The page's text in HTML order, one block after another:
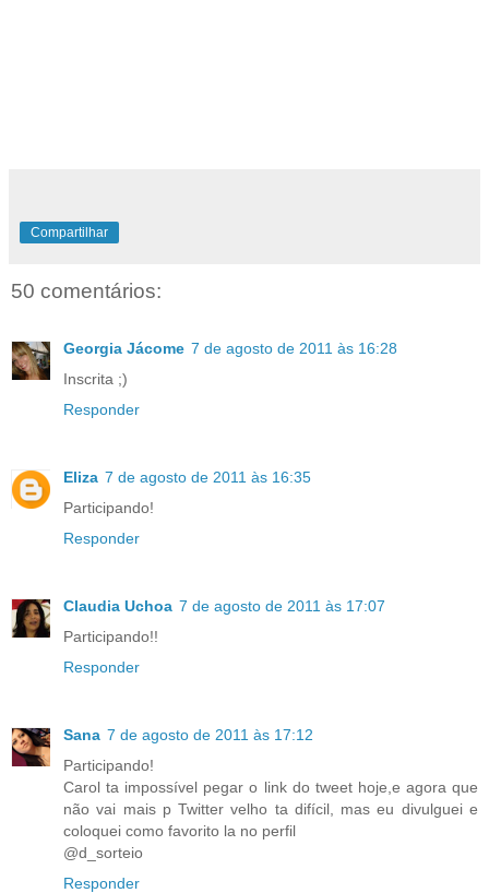
Compartilhar
50 comentários:
Georgia Jácome 7 de agosto de 2011 às 16:28
Inscrita ;)
Responder
Eliza 7 de agosto de 2011 às 16:35
Participando!
Responder
Claudia Uchoa 7 de agosto de 2011 às 17:07
Participando!!
Responder
Sana 7 de agosto de 2011 às 17:12
Participando!
Carol ta impossível pegar o link do tweet hoje,e agora que
não vai mais p Twitter velho ta difícil, mas eu divulguei e
coloquei como favorito la no perfil
@d_sorteio
Responder